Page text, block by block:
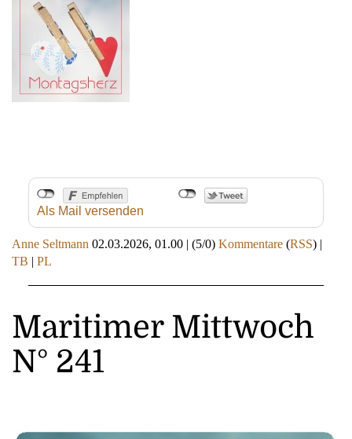
Als Mail versenden
Anne Seltmann 02.03.2026, 01.00 | (5/0) Kommentare (RSS) |
TB | PL
Maritimer Mittwoch
N° 241